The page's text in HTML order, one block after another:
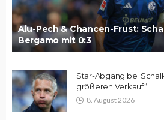
Alu-Pech & Chancen-Frust:
Bergamo mit 0:3
Star-Abgang bei
größeren Verkauf“
8. August 2026